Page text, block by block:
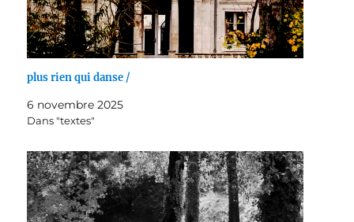
plus rien qui danse /
6 novembre 2025
Dans "textes"